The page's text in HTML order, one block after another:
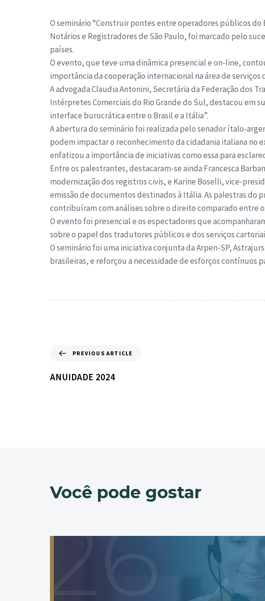
O seminário “Construir pontes entre operadores públicos
Notários e Registradores de São Paulo, foi marcado pelo
países.
O evento, que teve uma dinâmica presencial e on-line,
importância da cooperação internacional na área de serviços
A advogada Claudia Antonini, Secretária da Federação dos
Intérpretes Comerciais do Rio Grande do Sul, destacou em
interface burocrática entre o Brasil e a Itália”.
A abertura do seminário foi realizada pelo senador ítalo-
podem impactar o reconhecimento da cidadania italiana no
enfatizou a importância de iniciativas como essa para
Entre os palestrantes, destacaram-se ainda Francesca
modernização dos registros civis, e Karine Boselli, vice-
emissão de documentos destinados à Itália. As palestras do
contribuíram com análises sobre o direito comparado entre
O evento foi presencial e os espectadores que
sobre o papel dos tradutores públicos e dos serviços
O seminário foi uma iniciativa conjunta da Arpen-SP,
brasileiras, e reforçou a necessidade de esforços contínuos
PREVIOUS ARTICLE
ANUIDADE 2024
Você pode gostar